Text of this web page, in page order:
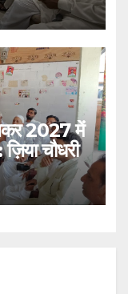
2027 में
चौधरी